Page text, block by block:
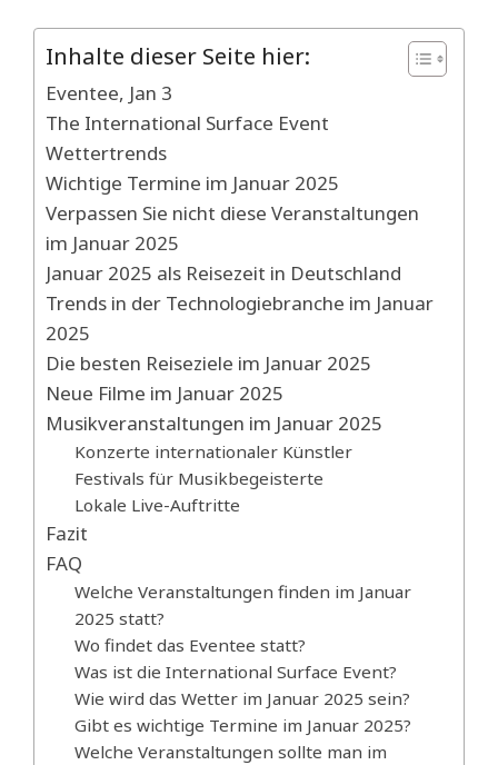
Inhalte dieser Seite hier:
Eventee, Jan 3
The International Surface Event
Wettertrends
Wichtige Termine im Januar 2025
Verpassen Sie nicht diese Veranstaltungen
im Januar 2025
Januar 2025 als Reisezeit in Deutschland
Trends in der Technologiebranche im Januar
2025
Die besten Reiseziele im Januar 2025
Neue Filme im Januar 2025
Musikveranstaltungen im Januar 2025
Konzerte internationaler Künstler
Festivals für Musikbegeisterte
Lokale Live-Auftritte
Fazit
FAQ
Welche Veranstaltungen finden im Januar
2025 statt?
Wo findet das Eventee statt?
Was ist die International Surface Event?
Wie wird das Wetter im Januar 2025 sein?
Gibt es wichtige Termine im Januar 2025?
Welche Veranstaltungen sollte man im